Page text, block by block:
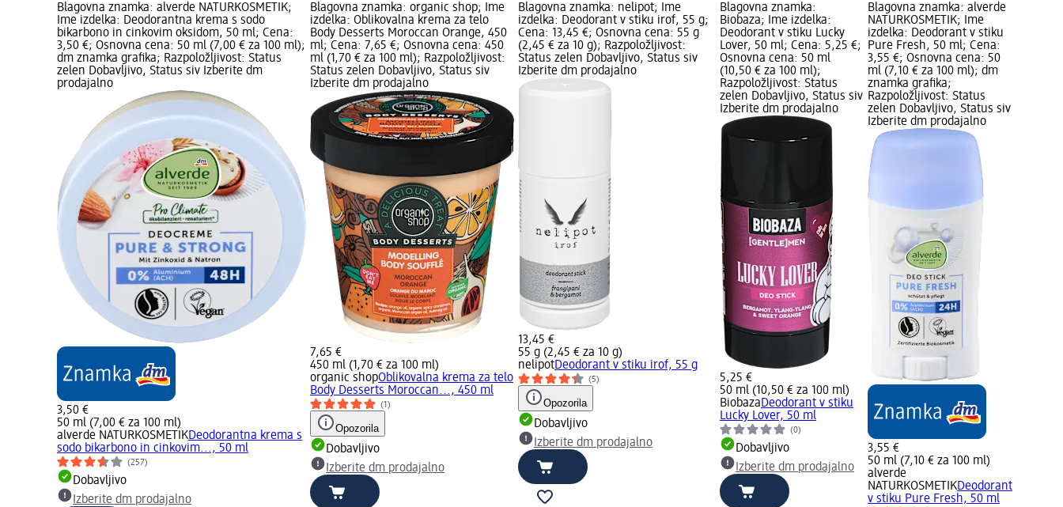
Blagovna znamka: alverde NATURKOSMETIK;
Ime izdelka: Deodorantna krema s sodo
bikarbono in cinkovim oksidom, 50 ml; Cena:
3,50 €; Osnovna cena: 50 ml (7,00 € za 100 ml);
dm znamka grafika; Razpoložljivost: Status
zelen Dobavljivo, Status siv Izberite dm
prodajalno
3,50 €
50 ml (7,00 € za 100 ml)
alverde NATURKOSMETIKDeodorantna krema s
sodo bikarbono in cinkovim..., 50 ml
(257)
Dobavljivo
Izberite dm prodajalno
Blagovna znamka: organic shop; Ime
izdelka: Oblikovalna krema za telo
Body Desserts Moroccan Orange, 450
ml; Cena: 7,65 €; Osnovna cena: 450
ml (1,70 € za 100 ml); Razpoložljivost:
Status zelen Dobavljivo, Status siv
Izberite dm prodajalno
7,65 €
450 ml (1,70 € za 100 ml)
organic shopOblikovalna krema za telo
Body Desserts Moroccan..., 450 ml
(1)
Opozorila
Dobavljivo
Izberite dm prodajalno
Blagovna znamka: nelipot; Ime
izdelka: Deodorant v stiku irof, 55 g;
Cena: 13,45 €; Osnovna cena: 55 g
(2,45 € za 10 g); Razpoložljivost:
Status zelen Dobavljivo, Status siv
Izberite dm prodajalno
13,45 €
55 g (2,45 € za 10 g)
nelipotDeodorant v stiku irof, 55 g
(5)
Opozorila
Dobavljivo
Izberite dm prodajalno
Blagovna znamka:
Biobaza; Ime izdelka:
Deodorant v stiku Lucky
Lover, 50 ml; Cena: 5,25 €;
Osnovna cena: 50 ml
(10,50 € za 100 ml);
Razpoložljivost: Status
zelen Dobavljivo, Status siv
Izberite dm prodajalno
5,25 €
50 ml (10,50 € za 100 ml)
BiobazaDeodorant v stiku
Lucky Lover, 50 ml
(0)
Dobavljivo
Izberite dm prodajalno
Blagovna znamka: alverde
NATURKOSMETIK; Ime
izdelka: Deodorant v stiku
Pure Fresh, 50 ml; Cena:
3,55 €; Osnovna cena: 50
ml (7,10 € za 100 ml); dm
znamka grafika;
Razpoložljivost: Status
zelen Dobavljivo, Status siv
Izberite dm prodajalno
3,55 €
50 ml (7,10 € za 100 ml)
alverde
NATURKOSMETIKDeodorant
v stiku Pure Fresh, 50 ml